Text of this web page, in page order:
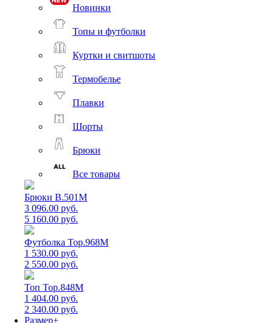
Новинки
Топы и футболки
Куртки и свитшоты
Термобелье
Плавки
Шорты
Брюки
Все товары
Брюки B.501M
3 096.00 руб.
5 160.00 руб.
Футболка Top.968M
1 530.00 руб.
2 550.00 руб.
Топ Top.848M
1 404.00 руб.
2 340.00 руб.
Размер+